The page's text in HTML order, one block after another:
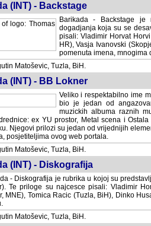
(INT) - Backstage
Barikada - Backstage je
dogadjanja koja su se
pisali: Vladimir Horvat
HR), Vasja Ivanovski
pomenuta imena, mnogima
Matoševic, Tuzla, BiH.
(INT) - BB Lokner
Veliko i respektabilno ime
bio je jedan od
albuma raznih muzickih
YU prostor, Metal scena i Ostala scena.
su jedan od vrijednijih elemenata ovog
ovog web portala.
Matoševic, Tuzla, BiH.
(INT) - Diskografija
- Diskografija je rubrika u kojoj su
Te priloge su najcesce pisali: Vladimir
Tomica Racic (Tuzla, BiH), Dinko
Matoševic, Tuzla, BiH.